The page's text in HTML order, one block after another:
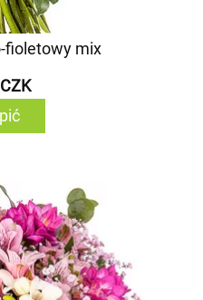
fioletowy mix